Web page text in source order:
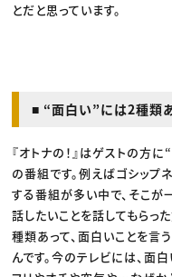
とだと思っています。
■ “面白い”には2種類
『オトナの！』はゲストの方
の番組です。例えばゴシップ
する番組が多い中で、そこが
話したいことを話してもらっ
種類あって、面白いことを言
んです。今のテレビには、面